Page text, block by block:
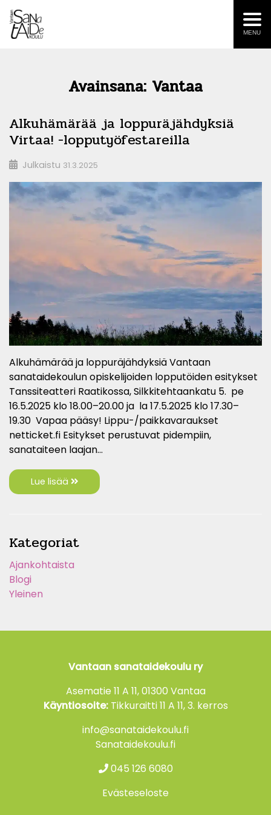
MENU
Avainsana: Vantaa
Alkuhämärää ja loppuräjähdyksiä
Virtaa! -lopputyöfestareilla
Julkaistu 31.3.2025
Alkuhämärää ja loppuräjähdyksiä Vantaan
sanataidekoulun opiskelijoiden lopputöiden esitykset
Tanssiteatteri Raatikossa, Silkkitehtaankatu 5. pe
16.5.2025 klo 18.00–20.00 ja la 17.5.2025 klo 17.30–
19.30 Vapaa pääsy! Lippu-/paikkavaraukset
netticket.fi Esitykset perustuvat pidempiin,
sanataiteen laajan…
Lue lisää
Kategoriat
Ajankohtaista
Blogi
Yleinen
Vantaan sanataidekoulu ry
Asematie 11 A 11, 01300 Vantaa
Käyntiosoite:Tikkuraitti 11 A 11, 3. kerros
info@sanataidekoulu.fi
Sanataidekoulu.fi
045 126 6080
Evästeseloste